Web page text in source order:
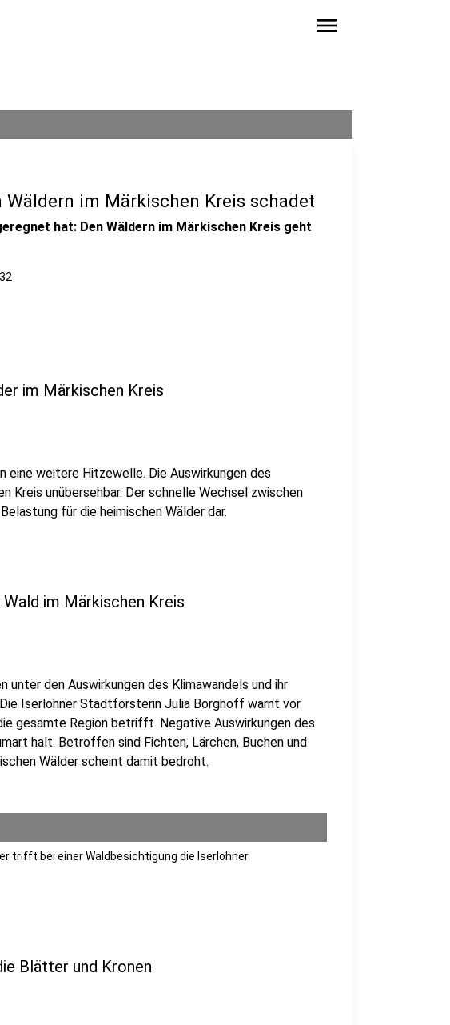
menu
im Märkischen Kreis schadet
hat: Den Wäldern im Märkischen Kreis geht
im Märkischen Kreis
eine weitere Hitzewelle. Die Auswirkungen des
Kreis unübersehbar. Der schnelle Wechsel zwischen
für die heimischen Wälder dar.
im Märkischen Kreis
unter den Auswirkungen des Klimawandels und ihr
Iserlohner Stadtförsterin Julia Borghoff warnt vor
gesamte Region betrifft. Negative Auswirkungen des
halt. Betroffen sind Fichten, Lärchen, Buchen und
Wälder scheint damit bedroht.
trifft bei einer Waldbesichtigung die Iserlohner
Blätter und Kronen